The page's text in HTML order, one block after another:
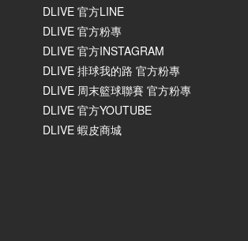
DLIVE 官方LINE
DLIVE 官方粉專
DLIVE 官方INSTAGRAM
DLIVE 排球我的路 官方粉專
DLIVE 周末籃球聯賽 官方粉專
DLIVE 官方YOUTUBE
DLIVE 蝦皮商城